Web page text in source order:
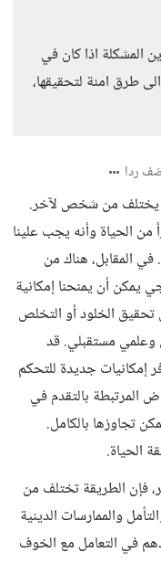
المشكلة اذا كان في
طرق امنة لتحقيقها،
ردا
يختلف من شخص لآخر.
الحياة وأنه يجب علينا
المقابل، هناك من
يمكن أن يمنحنا إمكانية
تحقيق الخلود أو التخلص
مستقبلي. قد
إمكانيات جديدة للتحكم
المرتبطة بالتقدم في
تجاوزها بالكامل.
الحياة.
فإن الطريقة تختلف من
والممارسات الدينية
في التعامل مع الخوف